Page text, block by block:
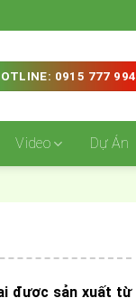
0915 777 994
Video Dự Án
được sản xuất từ